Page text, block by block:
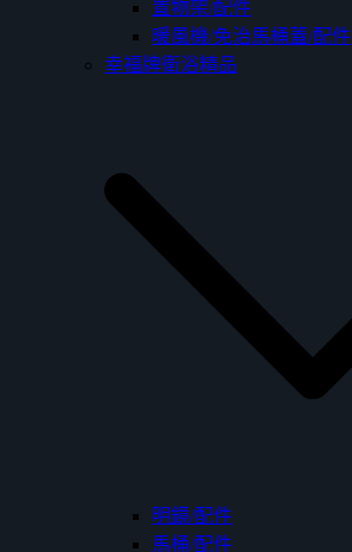
置物架/配件
暖風機/免治馬桶蓋/配件
幸福牌衛浴精品
明鏡/配件
馬桶/配件